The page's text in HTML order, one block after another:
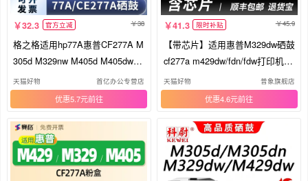
32.3 官方立减 38
格之格适用hp77A惠普CF277A M
305d M329nw M405d M405dw M
429dw M429dn M405dn m305打
印机碳粉盒 易加粉硒鼓
天猫好物 首亿办公专营店
优惠5.7元
41.3 限时补贴 45.9
【带芯片】适用惠普M329dw硒鼓
cf277a m429dw/fdn/fdw打印机墨
盒m405dw/dn/d晒鼓m305d M431
F M407dn粉盒
天猫好物 普象旗舰店
优惠4.6元